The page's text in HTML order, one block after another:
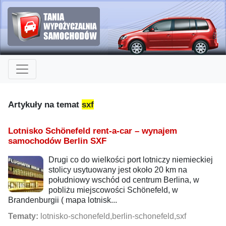
Artykuły na temat sxf
Lotnisko Schönefeld rent-a-car – wynajem
samochodów Berlin SXF
Drugi co do wielkości port lotniczy niemieckiej
stolicy usytuowany jest około 20 km na
południowy wschód od centrum Berlina, w
pobliżu miejscowości Schönefeld, w
Brandenburgii ( mapa lotnisk...
Tematy: lotnisko-schonefeld,berlin-schonefeld,sxf